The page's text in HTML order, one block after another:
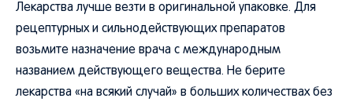
рецептурных и сильнодействующих препаратов
возьмите назначение врача с международным
названием действующего вещества. Не берите
лекарства «на всякий случай» в больших количествах без
проверки правил ввоза.